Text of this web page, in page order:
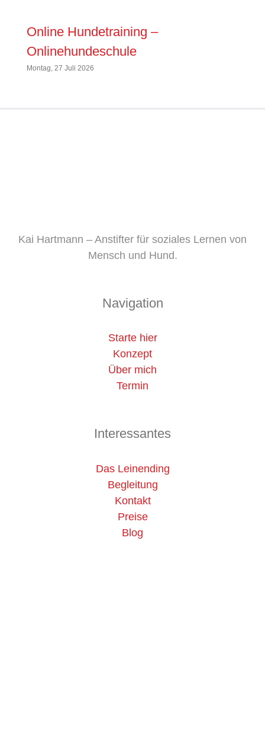
Online Hundetraining –
Onlinehundeschule
Montag, 27 Juli 2026
Kai Hartmann – Anstifter für soziales Lernen von
Mensch und Hund.
Navigation
Starte hier
Konzept
Über mich
Termin
Interessantes
Das Leinending
Begleitung
Kontakt
Preise
Blog